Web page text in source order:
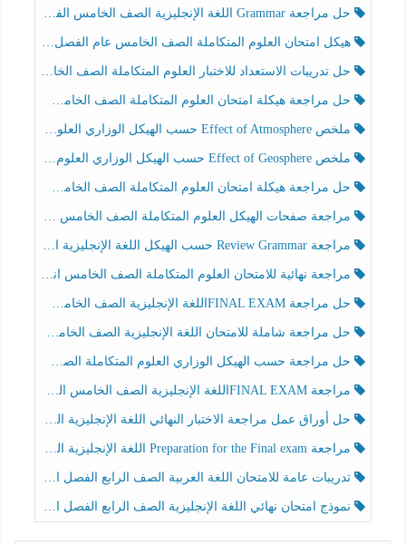
حل مراجعة Grammar اللغة الإنجليزية الصف الخامس الفصل الثالث
هيكل امتحان العلوم المتكاملة الصف الخامس عام الفصل الدراسي الثالث 2025-2026
حل تدريبات الاستعداد للاختبار العلوم المتكاملة الصف الخامس عام الفصل الثالث
حل مراجعة هيكلة امتحان العلوم المتكاملة الصف الخامس انسبير الفصل الثالث
ملخص Effect of Atmosphere حسب الهيكل الوزاري العلوم المتكاملة الصف الخامس انسبير الفصل الثالث
ملخص Effect of Geosphere حسب الهيكل الوزاري العلوم المتكاملة الصف الخامس انسبير الفصل الثالث
حل مراجعة هيكلة امتحان العلوم المتكاملة الصف الخامس عام الفصل الثالث
مراجعة صفحات الهيكل العلوم المتكاملة الصف الخامس انسبير الفصل الثالث
مراجعة Review Grammar حسب الهيكل اللغة الإنجليزية الصف الخامس الفصل الثالث
مراجعة نهائية للامتحان العلوم المتكاملة الصف الخامس انسبير الفصل الثالث
حل مراجعة FINAL EXAMاللغة الإنجليزية الصف الخامس الفصل الثالث
حل مراجعة شاملة للامتحان اللغة الإنجليزية الصف الخامس الفصل الثالث
حل مراجعة حسب الهيكل الوزاري العلوم المتكاملة الصف الخامس عام الفصل الثالث
مراجعة FINAL EXAMاللغة الإنجليزية الصف الخامس الفصل الثالث
حل أوراق عمل مراجعة الاختبار النهائي اللغة الإنجليزية الصف الرابع الفصل الثالث
مراجعة Preparation for the Final exam اللغة الإنجليزية الصف الرابع الفصل الثالث
تدريبات عامة للامتحان اللغة العربية الصف الرابع الفصل الثالث
نموذج امتحان نهائي اللغة الإنجليزية الصف الرابع الفصل الثالث